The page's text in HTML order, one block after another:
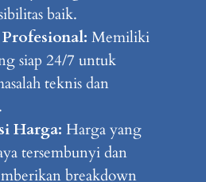
baik.
Memiliki
siap 24/7 untuk
teknis dan
Harga: Harga yang
tersembunyi dan
breakdown